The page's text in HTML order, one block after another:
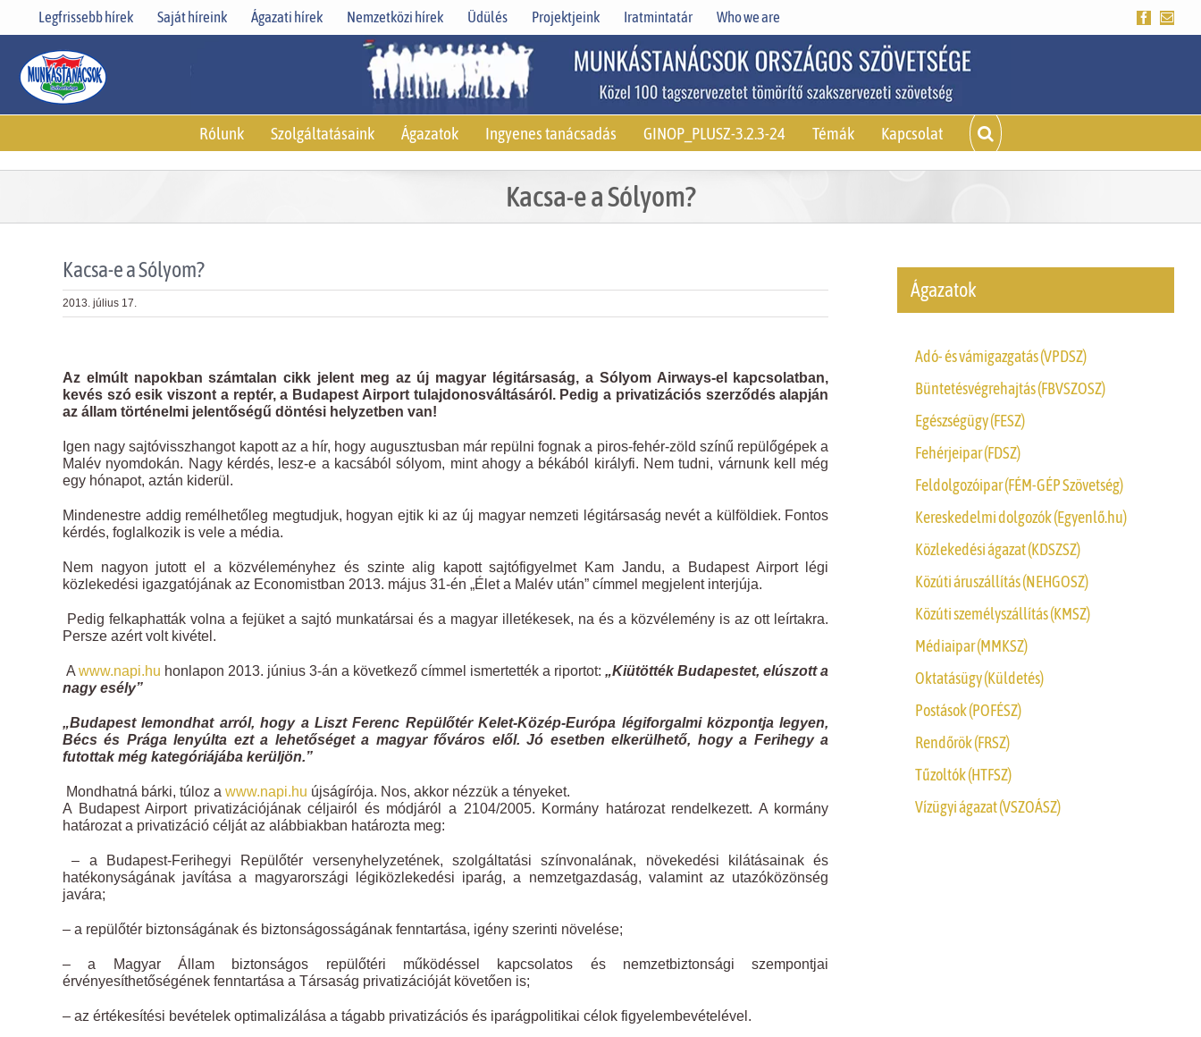
Legfrissebb hírek Saját híreink Ágazati hírek Nemzetközi hírek Üdülés Projektjeink Iratmintatár Who we are Facebook
Rólunk Szolgáltatásaink Ágazatok Ingyenes tanácsadás GINOP_PLUSZ-3.2.3-24 Témák Kapcsolat
Kacsa-e a Sólyom?
Kacsa-e a Sólyom?
2013. július 17.
Image
Az elmúlt napokban számtalan cikk jelent meg az új magyar légitársaság, a Sólyom Airways-el kapcsolatban,
kevés szó esik viszont a reptér, a Budapest Airport tulajdonosváltásáról. Pedig a privatizációs szerződés alapján
az állam történelmi jelentőségű döntési helyzetben van!
Igen nagy sajtóvisszhangot kapott az a hír, hogy augusztusban már repülni fognak a piros-fehér-zöld színű repülőgépek a
Malév nyomdokán. Nagy kérdés, lesz-e a kacsából sólyom, mint ahogy a békából királyfi. Nem tudni, várnunk kell még
egy hónapot, aztán kiderül.
Mindenestre addig remélhetőleg megtudjuk, hogyan ejtik ki az új magyar nemzeti légitársaság nevét a külföldiek. Fontos
kérdés, foglalkozik is vele a média.
Nem nagyon jutott el a közvéleményhez és szinte alig kapott sajtófigyelmet Kam Jandu, a Budapest Airport légi
közlekedési igazgatójának az Economistban 2013. május 31-én „Élet a Malév után” címmel megjelent interjúja.
Pedig felkaphatták volna a fejüket a sajtó munkatársai és a magyar illetékesek, na és a közvélemény is az ott leírtakra.
Persze azért volt kivétel.
Awww.napi.hu honlapon 2013. június 3-án a következő címmel ismertették a riportot:„Kiütötték Budapestet, elúszott a
nagy esély”
„Budapest lemondhat arról, hogy a Liszt Ferenc Repülőtér Kelet-Közép-Európa légiforgalmi központja legyen,
Bécs és Prága lenyúlta ezt a lehetőséget a magyar főváros elől. Jó esetben elkerülhető, hogy a Ferihegy a
futottak még kategóriájába kerüljön.”
Mondhatná bárki, túloz a www.napi.hu újságírója. Nos, akkor nézzük a tényeket.
A Budapest Airport privatizációjának céljairól és módjáról a 2104/2005. Kormány határozat rendelkezett. A kormány
határozat a privatizáció célját az alábbiakban határozta meg:
– a Budapest-Ferihegyi Repülőtér versenyhelyzetének, szolgáltatási színvonalának, növekedési kilátásainak és
hatékonyságának javítása a magyarországi légiközlekedési iparág, a nemzetgazdaság, valamint az utazóközönség
javára;
– a repülőtér biztonságának és biztonságosságának fenntartása, igény szerinti növelése;
– a Magyar Állam biztonságos repülőtéri működéssel kapcsolatos és nemzetbiztonsági szempontjai
érvényesíthetőségének fenntartása a Társaság privatizációját követően is;
– az értékesítési bevételek optimalizálása a tágabb privatizációs és iparágpolitikai célok figyelembevételével.
Ágazatok
Adó- és vámigazgatás (VPDSZ)
Büntetésvégrehajtás (FBVSZOSZ)
Egészségügy (FESZ)
Fehérjeipar (FDSZ)
Feldolgozóipar (FÉM-GÉP Szövetség)
Kereskedelmi dolgozók (Egyenlő.hu)
Közlekedési ágazat (KDSZSZ)
Közúti áruszállítás (NEHGOSZ)
Közúti személyszállítás (KMSZ)
Médiaipar (MMKSZ)
Oktatásügy (Küldetés)
Postások (POFÉSZ)
Rendőrök (FRSZ)
Tűzoltók (HTFSZ)
Vízügyi ágazat (VSZOÁSZ)